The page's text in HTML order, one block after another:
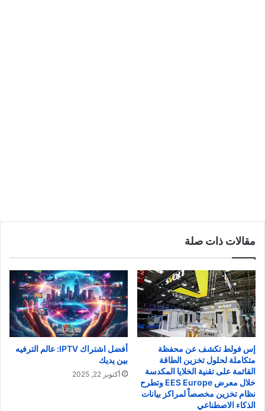
مقالات ذات صلة
إس فولط تكشف عن محفظة
متكاملة لحلول تخزين الطاقة
القائمة على تقنية الخلايا المكدسة
خلال معرض EES Europe وتطرح
نظام تخزين مخصصاً لمراكز بيانات
الذكاء الاصطناعي
أفضل اشتراك IPTV: عالم الترفيه
بين يديك
أكتوبر 22, 2025